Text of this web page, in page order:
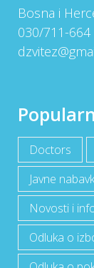
Bosna i
030/711-664
Doctors
Javne
Novosti i
Odluka o